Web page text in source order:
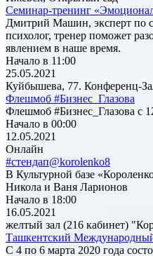
Семинар-тренинг
Дмитрий Машин, эксперт по
психолог, тренер поможет
явлением в наше время.
Начало в 11:00
25.05.2021
Куйбышева, 77. Конференц-
Флешмоб #Бизнес_Глазова
Флешмоб #Бизнес_Глазова с
Начало в 00:00
12.05.2021
Онлайн
#стендап@korolenko8
В Культурной базе
Никола и Ваня Ларионов
Начало в 18:00
16.05.2021
желтый зал (216 кабинет)
Ташкентский
С 4 по 6 марта 2020 года